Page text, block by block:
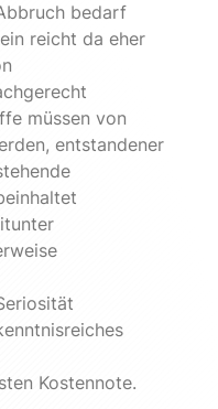
bedarf
reicht da eher
müssen von
entstandener
Kostennote.